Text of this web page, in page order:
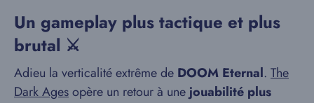
Un gameplay plus tactique et plus
brutal ⚔️
Adieu la verticalité extrême de DOOM Eternal. The
Dark Agesopère un retour à unejouabilité plus